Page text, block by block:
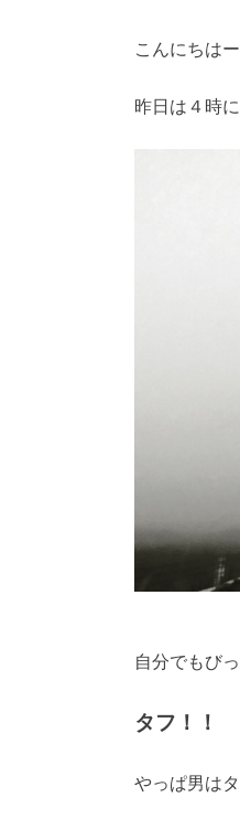
こんにちはー
昨日は４時
自分でもび
タフ！！
やっぱ男は